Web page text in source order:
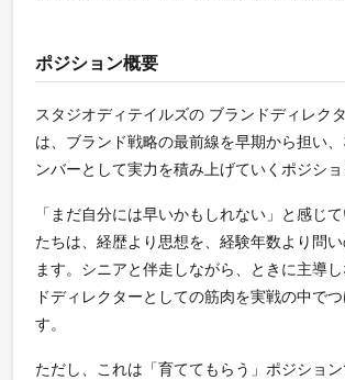
ポジション概要
スタジオディテイルズの ブランドディレク
は、ブランド戦略の最前線を早期から担い
ンバーとして実力を積み上げていくポジショ
「まだ自分には早いかもしれない」と感じ
たちは、経歴より思想を、経験年数より問
ます。シニアと伴走しながら、ときに主導
ドディレクターとしての筋肉を実戦の中で
す。
ただし、これは「育ててもらう」ポジショ